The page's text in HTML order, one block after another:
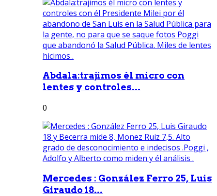
Abdala:trajimos él micro con
lentes y controles...
0
Mercedes : González Ferro 25, Luis
Giraudo 18...